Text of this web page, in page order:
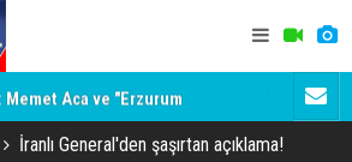
Memet Aca ve "Erzurum
Gündemde
Viago
Planlayın
İranlı General'den şaşırtan açıklama!